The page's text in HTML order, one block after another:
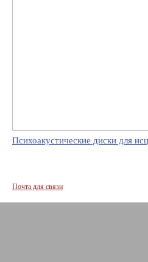
Психоакустические диски для
Почта для связи